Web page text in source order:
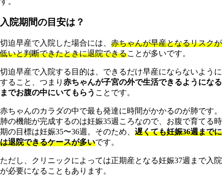
入院期間の目安は？
切迫早産で入院した場合には、 赤ちゃんが早産となるリスクが
低いと判断できたときに退院できることが多いです。
切迫早産で入院する目的は、できるだけ早産にならないように
すること、つまり 赤ちゃんが子宮の外で生活できるようになる
までお腹の中にいてもらう ことです。
赤ちゃんのカラダの中で最も発達に時間がかかるのが肺です。
肺の機能が完成するのは妊娠35週ころなので、お腹で育てる時
期の目標は妊娠35〜36週。そのため、 遅くても妊娠36週までに
は退院できるケースが多いです。
ただし、クリニックによっては正期産となる妊娠37週まで入院
が必要になることもあります。